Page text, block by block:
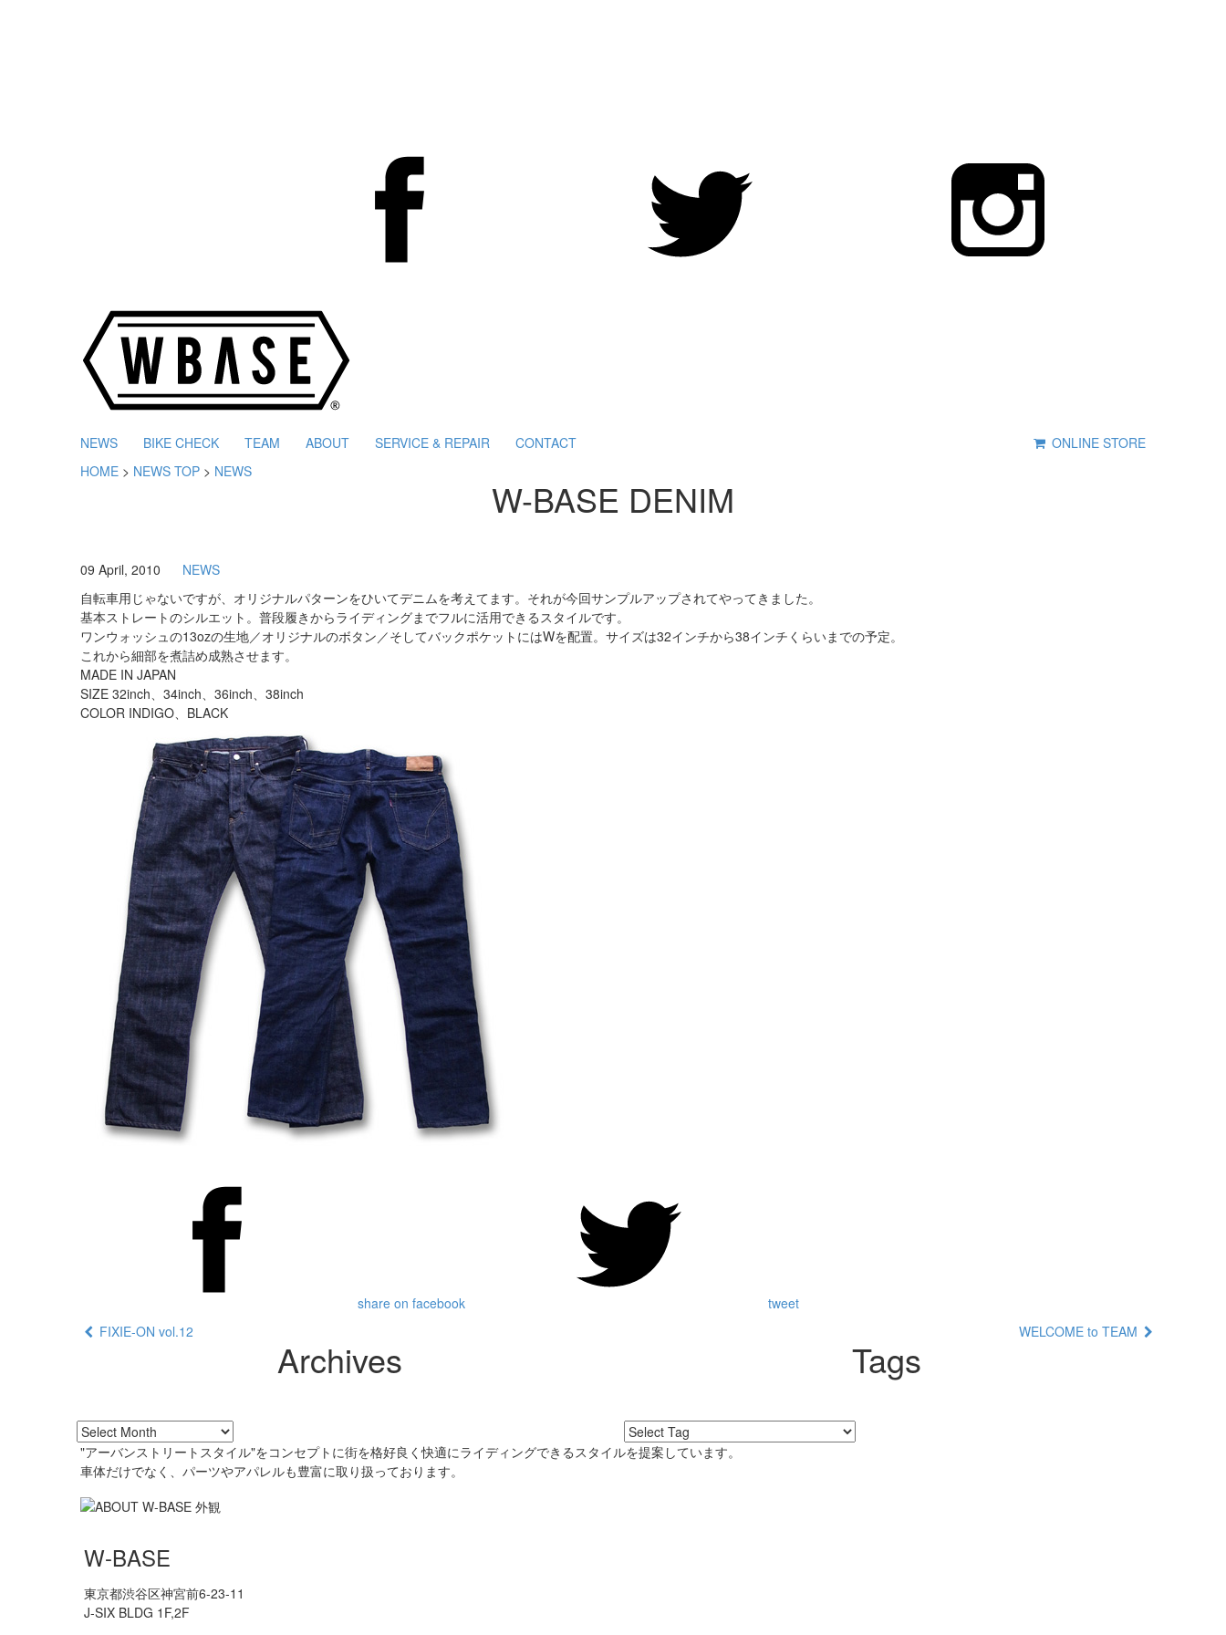
NEWS BIKE CHECK TEAM ABOUT SERVICE & REPAIR CONTACT
ONLINE STORE
HOME > NEWS TOP > NEWS
W-BASE DENIM
09 April, 2010
NEWS
自転車用じゃないですが、オリジナルパターンをひいてデニムを考えてます。それが今回サンプルアップされてやってきました。
基本ストレートのシルエット。普段履きからライディングまでフルに活用できるスタイルです。
ワンウォッシュの13ozの生地／オリジナルのボタン／そしてバックポケットにはWを配置。サイズは32インチから38インチくらいまでの予定。
これから細部を煮詰め成熟させます。
MADE IN JAPAN
SIZE 32inch、34inch、36inch、38inch
COLOR INDIGO、BLACK
share on facebook
tweet
FIXIE-ON vol.12
WELCOME to TEAM
Archives Tags
"アーバンストリートスタイル"をコンセプトに街を格好良く快適にライディングできるスタイルを提案しています。
車体だけでなく、パーツやアパレルも豊富に取り扱っております。
W-BASE
東京都渋谷区神宮前6-23-11
J-SIX BLDG 1F,2F